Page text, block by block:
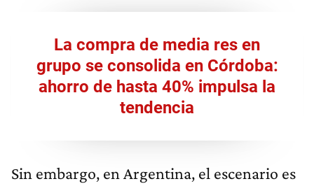
La compra de media res en
grupo se consolida en Córdoba:
ahorro de hasta 40% impulsa la
tendencia
Sin embargo, en Argentina, el escenario es